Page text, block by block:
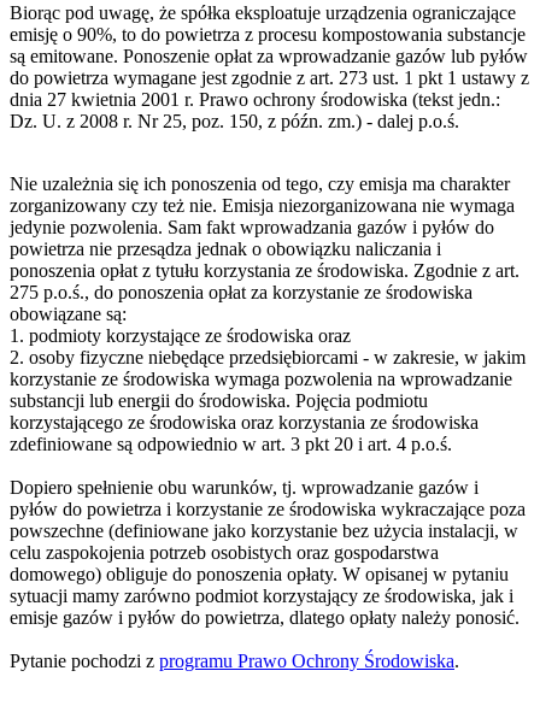
Biorąc pod uwagę, że spółka eksploatuje urządzenia ograniczające
emisję o 90%, to do powietrza z procesu kompostowania substancje
są emitowane. Ponoszenie opłat za wprowadzanie gazów lub pyłów
do powietrza wymagane jest zgodnie z art. 273 ust. 1 pkt 1 ustawy z
dnia 27 kwietnia 2001 r. Prawo ochrony środowiska (tekst jedn.:
Dz. U. z 2008 r. Nr 25, poz. 150, z późn. zm.) - dalej p.o.ś.
Nie uzależnia się ich ponoszenia od tego, czy emisja ma charakter
zorganizowany czy też nie. Emisja niezorganizowana nie wymaga
jedynie pozwolenia. Sam fakt wprowadzania gazów i pyłów do
powietrza nie przesądza jednak o obowiązku naliczania i
ponoszenia opłat z tytułu korzystania ze środowiska. Zgodnie z art.
275 p.o.ś., do ponoszenia opłat za korzystanie ze środowiska
obowiązane są:
1. podmioty korzystające ze środowiska oraz
2. osoby fizyczne niebędące przedsiębiorcami - w zakresie, w jakim
korzystanie ze środowiska wymaga pozwolenia na wprowadzanie
substancji lub energii do środowiska. Pojęcia podmiotu
korzystającego ze środowiska oraz korzystania ze środowiska
zdefiniowane są odpowiednio w art. 3 pkt 20 i art. 4 p.o.ś.
Dopiero spełnienie obu warunków, tj. wprowadzanie gazów i
pyłów do powietrza i korzystanie ze środowiska wykraczające poza
powszechne (definiowane jako korzystanie bez użycia instalacji, w
celu zaspokojenia potrzeb osobistych oraz gospodarstwa
domowego) obliguje do ponoszenia opłaty. W opisanej w pytaniu
sytuacji mamy zarówno podmiot korzystający ze środowiska, jak i
emisje gazów i pyłów do powietrza, dlatego opłaty należy ponosić.
Pytanie pochodzi z programu Prawo Ochrony Środowiska.